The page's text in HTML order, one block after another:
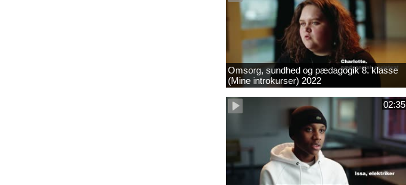
Omsorg, sundhed og pædagogik 8. klasse
(Mine introkurser) 2022
02:35